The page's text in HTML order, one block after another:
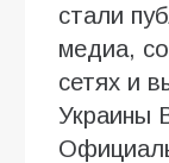
стали
медиа,
сетях и
Украины